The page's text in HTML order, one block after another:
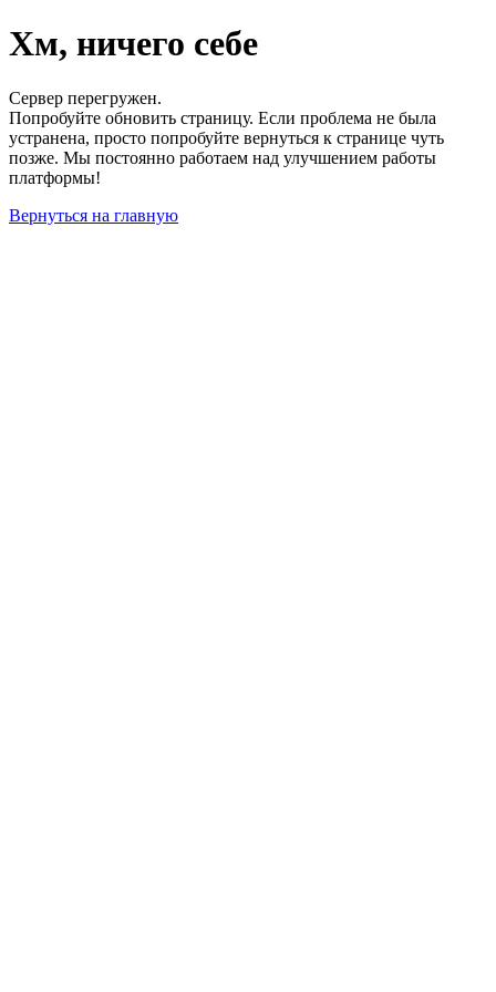
Хм, ничего себе
Сервер перегружен.
Попробуйте обновить страницу. Если проблема не была
устранена, просто попробуйте вернуться к странице чуть
позже. Мы постоянно работаем над улучшением работы
платформы!
Вернуться на главную